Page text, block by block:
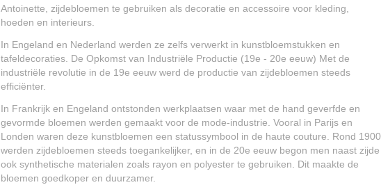
Antoinette, zijdebloemen te gebruiken als decoratie en accessoire voor kleding,
hoeden en interieurs.
In Engeland en Nederland werden ze zelfs verwerkt in kunstbloemstukken en
tafeldecoraties. De Opkomst van Industriële Productie (19e - 20e eeuw) Met de
industriële revolutie in de 19e eeuw werd de productie van zijdebloemen steeds
efficiënter.
In Frankrijk en Engeland ontstonden werkplaatsen waar met de hand geverfde en
gevormde bloemen werden gemaakt voor de mode-industrie. Vooral in Parijs en
Londen waren deze kunstbloemen een statussymbool in de haute couture. Rond 1900
werden zijdebloemen steeds toegankelijker, en in de 20e eeuw begon men naast zijde
ook synthetische materialen zoals rayon en polyester te gebruiken. Dit maakte de
bloemen goedkoper en duurzamer.